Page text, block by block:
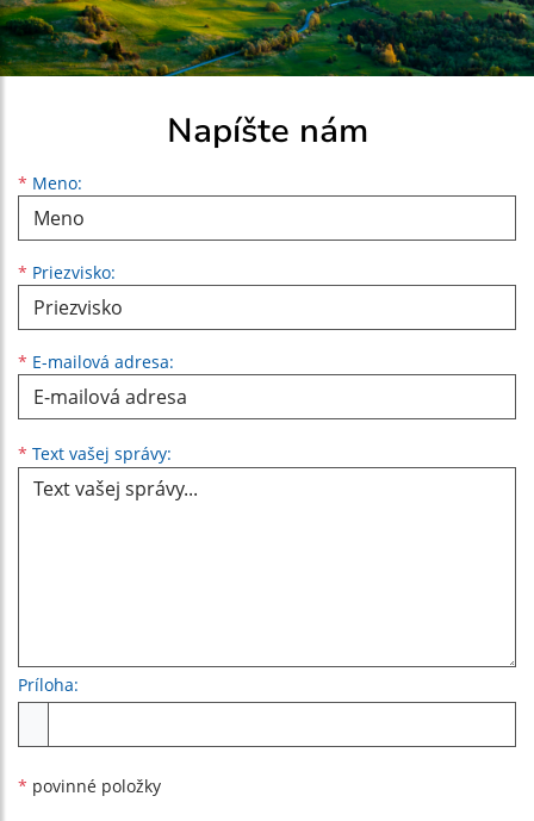
Napíšte nám
* Meno:
Meno
* Priezvisko:
Priezvisko
* E-mailová adresa:
E-mailová adresa
* Text vašej správy:
Príloha:
* povinné položky